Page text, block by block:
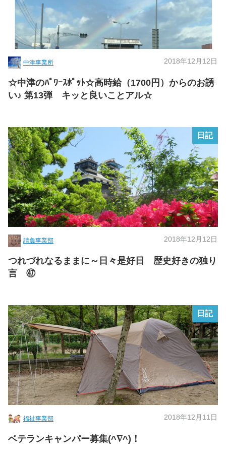
中津事業所 2018年12月12日
☆中津のﾊﾟﾜｰｽﾎﾟｯﾄ☆高時給（1700円）からのお誘
い♪ 第13弾 キッと良いことアル☆
日記
請負事業部 2018年12月12日
つれづれなるままに～日々是好日 歴史好きの独り
言 ㊼
日記
福祉事業部 2018年12月11日
ベテランキャンパー募集(^∇^)！